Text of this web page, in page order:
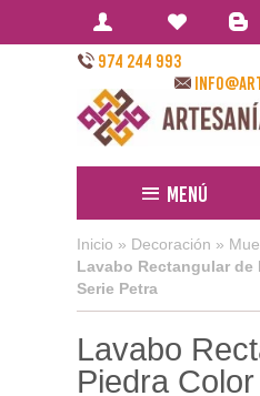
974 244 993
Menú
Inicio » Decoración »
Lavabo Rectangular de
Serie Petra
Lavabo
Piedra